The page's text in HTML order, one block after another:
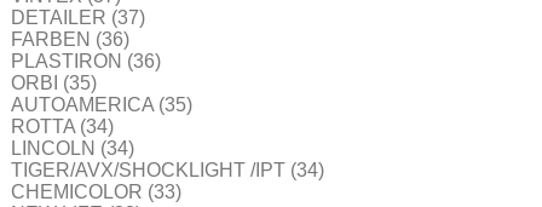
DETAILER (37)
FARBEN (36)
PLASTIRON (36)
ORBI (35)
AUTOAMERICA (35)
ROTTA (34)
LINCOLN (34)
TIGER/AVX/SHOCKLIGHT /IPT (34)
CHEMICOLOR (33)